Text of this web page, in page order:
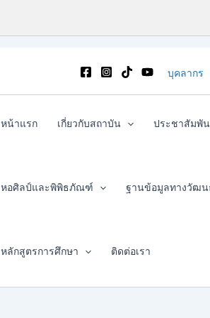
บุคลากร
หน้าแรก เกี่ยวกับสถาบัน ประชาสัมพั
หอศิลป์และพิพิธภัณฑ์ ฐานข้อมูลทางวัฒน
หลักสูตรการศึกษา ติดต่อเรา